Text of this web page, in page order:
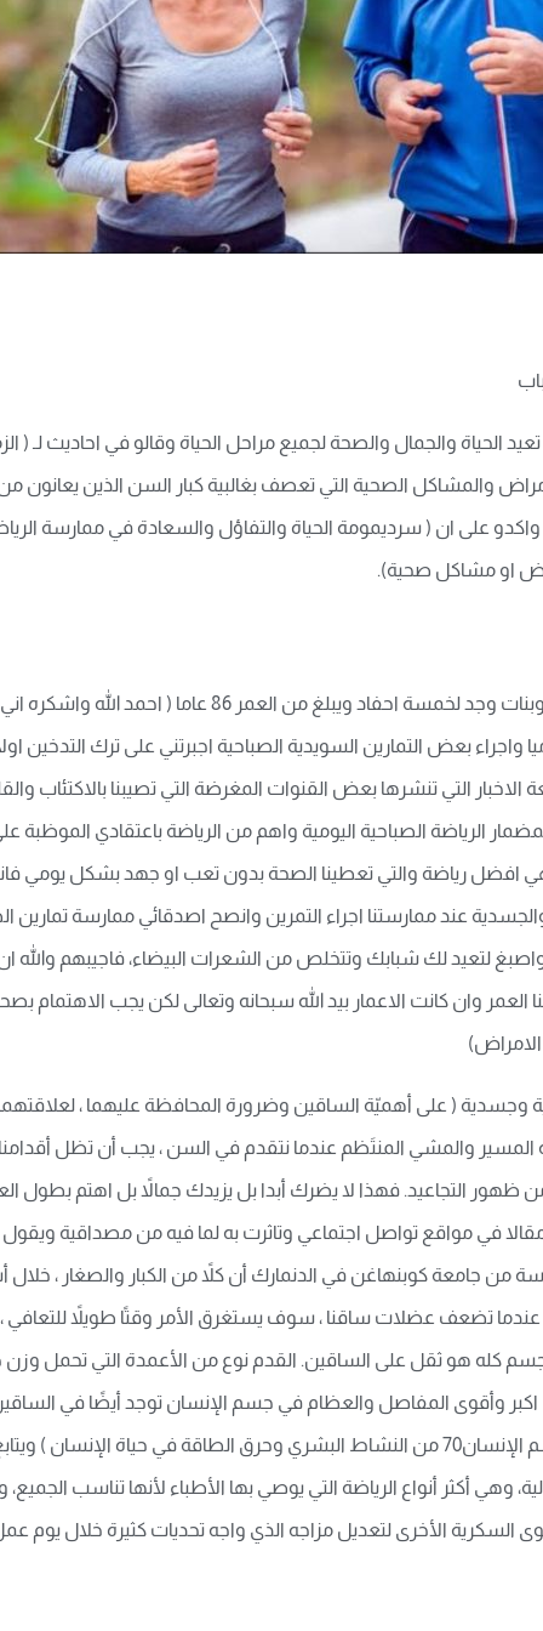
الحياة والجمال والصحة لجميع مراحل الحياة وقالو في احاديث لـ
والمشاكل الصحية التي تعصف بغالبية كبار السن الذين يعانون
واكدو على ان ( سرديمومة الحياة والتفاؤل والسعادة في ممارسة
او مشاكل صحية).
وقال المواطن ابو صهيب متقاعد واب لخمسة اولاد وبنات وجد
واجراء بعض التمارين السويدية الصباحية اجبرتني على ترك التدخين
التي تنشرها بعض القنوات المغرضة التي تصيبنا بالاكتئاب
الرياضة الصباحية اليومية واهم من الرياضة باعتقادي الموظبة
افضل رياضة والتي تعطينا الصحة بدون تعب او جهد بشكل يومي
عند ممارستنا اجراء التمرين وانصح اصدقائي ممارسة
لتعيد لك شبابك وتتخلص من الشعرات البيضاء، فاجيبهم والله ان
وان كانت الاعمار بيد الله سبحانه وتعالى لكن يجب الاهتمام
( على أهميّة الساقين وضرورة المحافظة عليهما ،
المسير والمشي المنتَظم عندما نتقدم في السن ، يجب أن تظل
ظهور التجاعيد. فهذا لا يضرك أبدا بل يزيدك جمالاً بل اهتم بطول
مقالا في مواقع تواصل اجتماعي وتاثرت به لما فيه من مصداقية
10 سنوات. ووجدت دراسة من جامعة كوبنهاغن في الدنمارك أن كلاً من الكبار
20-30 سنة من الشيخوخة. عندما تضعف عضلات ساقنا ، سوف يستغرق الأمر وقتًا طويلاً
ان اكبر وأقوى المفاصل والعظام في جسم الإنسان توجد أيضًا في
المرنة المثلث الحديدي الذي يحمل أهم حمولة على جسم الإنسان70 من النشاط البشري
وهي أكثر أنواع الرياضة التي يوصي بها الأطباء لأنها تناسب
السكرية الأخرى لتعديل مزاجه الذي واجه تحديات كثيرة خلال يوم